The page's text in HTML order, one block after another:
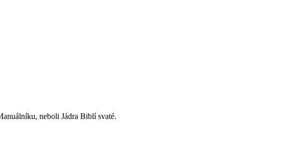
neboli Jádra Biblí svaté.